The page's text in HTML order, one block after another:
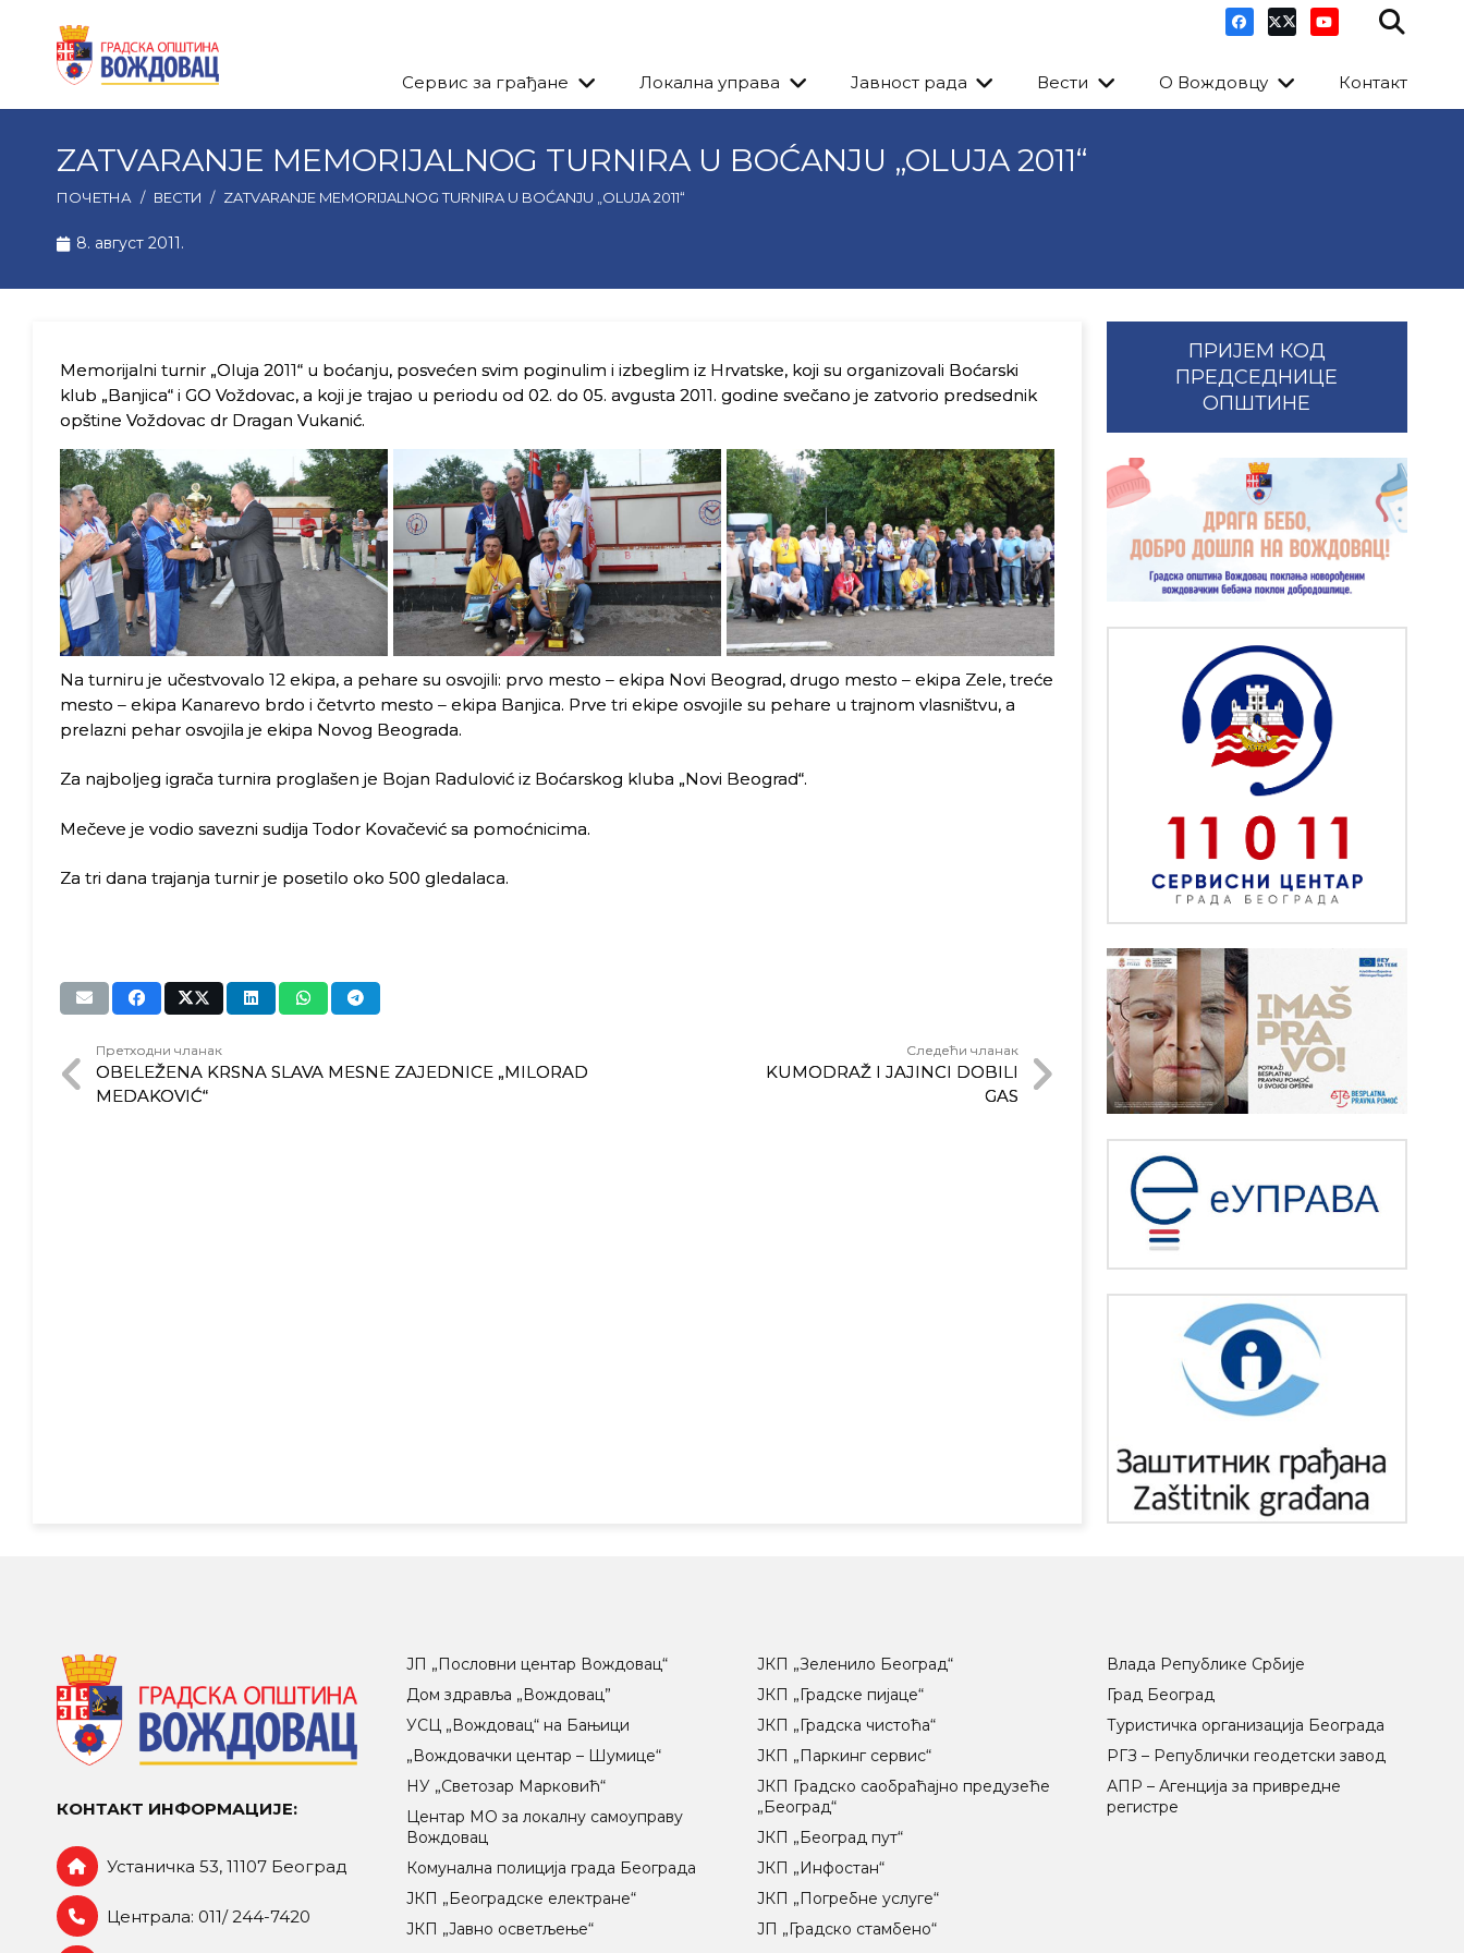
Сервис за грађане Локална управа Јавност рада Вести О Вождовцу Контакт
ZATVARANJE MEMORIJALNOG TURNIRA U BOĆANJU „OLUJA 2011“
ПОЧЕТНА / ВЕСТИ / ZATVARANJE MEMORIJALNOG TURNIRA U BOĆANJU „OLUJA 2011“
8. август 2011.
Memorijalni turnir „Oluja 2011“ u boćanju, posvećen svim poginulim i izbeglim iz Hrvatske, koji su organizovali Boćarski
klub „Banjica“ i GO Voždovac, a koji je trajao u periodu od 02. do 05. avgusta 2011. godine svečano je zatvorio predsednik
opštine Voždovac dr Dragan Vukanić.
Na turniru je učestvovalo 12 ekipa, a pehare su osvojili: prvo mesto – ekipa Novi Beograd, drugo mesto – ekipa Zele, treće
mesto – ekipa Kanarevo brdo i četvrto mesto – ekipa Banjica. Prve tri ekipe osvojile su pehare u trajnom vlasništvu, a
prelazni pehar osvojila je ekipa Novog Beograda.
Za najboljeg igrača turnira proglašen je Bojan Radulović iz Boćarskog kluba „Novi Beograd“.
Mečeve je vodio savezni sudija Todor Kovačević sa pomoćnicima.
Za tri dana trajanja turnir je posetilo oko 500 gledalaca.
Претходни чланак
OBELEŽENA KRSNA SLAVA MESNE ZAJEDNICE „MILORAD
MEDAKOVIĆ“
Следећи чланак
KUMODRAŽ I JAJINCI DOBILI
GAS
ПРИЈЕМ КОД
ПРЕДСЕДНИЦЕ
ОПШТИНЕ
КОНТАКТ ИНФОРМАЦИЈЕ:
Устаничка 53, 11107 Београд
Централа: 011/ 244-7420
ЈП „Пословни центар Вождовац“
Дом здравља „Вождовац”
УСЦ „Вождовац“ на Бањици
„Вождовачки центар – Шумице“
НУ „Светозар Марковић“
Центар МO за локалну самоуправу
Вождовац
Комунална полиција града Београда
ЈКП „Београдске електране“
ЈКП „Јавно осветљење“
ЈКП „Зеленило Београд“
ЈКП „Градске пијаце“
ЈКП „Градска чистоћа“
ЈКП „Паркинг сервис“
ЈКП Градско саобраћајно предузеће
„Београд“
ЈКП „Београд пут“
ЈКП „Инфостан“
ЈКП „Погребне услуге“
ЈП „Градско стамбено“
Влада Републике Србије
Град Београд
Туристичка организација Београда
РГЗ – Републички геодетски завод
АПР – Агенција за привредне
регистре